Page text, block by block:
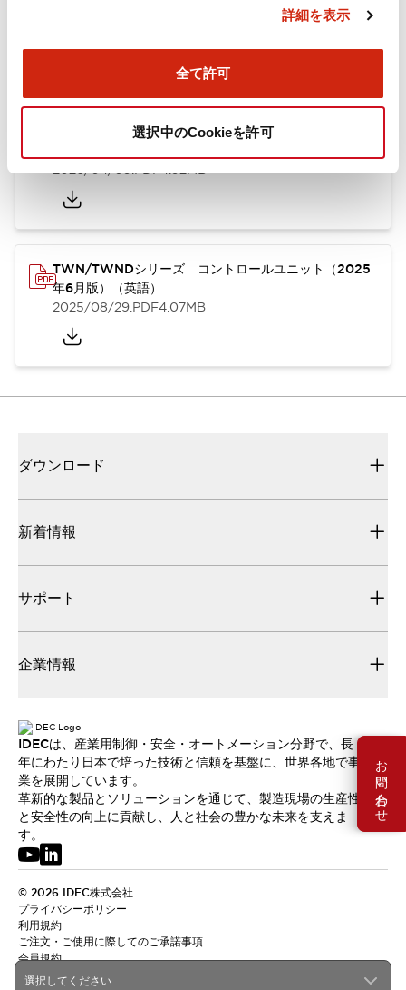
詳細を表示
全て許可
選択中のCookieを許可
お問い合わせ
TWN/TWNDシリーズ コントロールユニット（2025
2026/04/09.PDF4.92MB
TWN/TWNDシリーズ コントロールユニット（2025
年6月版）（英語）
2025/08/29.PDF4.07MB
選択してください
ダウンロード
新着情報
サポート
企業情報
IDECは、産業用制御・安全・オートメーション分野で、長
年にわたり日本で培った技術と信頼を基盤に、世界各地で事
業を展開しています。
革新的な製品とソリューションを通じて、製造現場の生産性
と安全性の向上に貢献し、人と社会の豊かな未来を支えま
す。
© 2026 IDEC株式会社
プライバシーポリシー
利用規約
ご注文・ご使用に際してのご承諾事項
会員規約